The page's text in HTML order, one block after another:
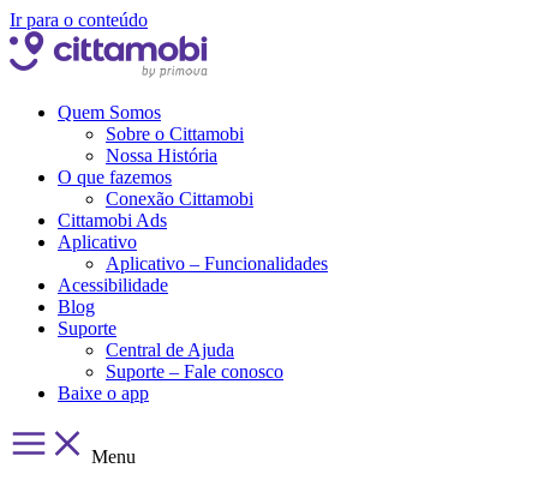
Ir para o conteúdo
Quem Somos
Sobre o Cittamobi
Nossa História
O que fazemos
Conexão Cittamobi
Cittamobi Ads
Aplicativo
Aplicativo – Funcionalidades
Acessibilidade
Blog
Suporte
Central de Ajuda
Suporte – Fale conosco
Baixe o app
Menu